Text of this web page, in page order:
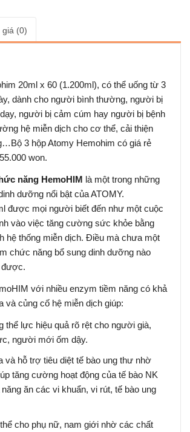
(0)
20ml x 60 (1.200ml), có thể uống từ 3
dành cho người bình thường, người bị
người bị cảm cúm hay người bị bệnh
hệ miễn dịch cho cơ thể, cải thiện
3 hộp Atomy Hemohim có giá rẻ
won.
năng HemoHIM là một trong những
dưỡng nổi bật của ATOMY.
được mọi người biết đến như một cuộc
vào việc tăng cường sức khỏe bằng
hệ thống miễn dịch. Điều mà chưa một
chức năng bổ sung dinh dưỡng nào
với nhiều enzym tiềm năng có khả
và củng cố hệ miễn dịch giúp:
thể lực hiệu quả rõ rệt cho người già,
người mới ốm dậy.
và hỗ trợ tiêu diệt tế bào ung thư nhờ
tăng cường hoạt động của tế bào NK
ăn các vi khuẩn, vi rút, tế bào ung
cho phụ nữ, nam giới nhờ các chất